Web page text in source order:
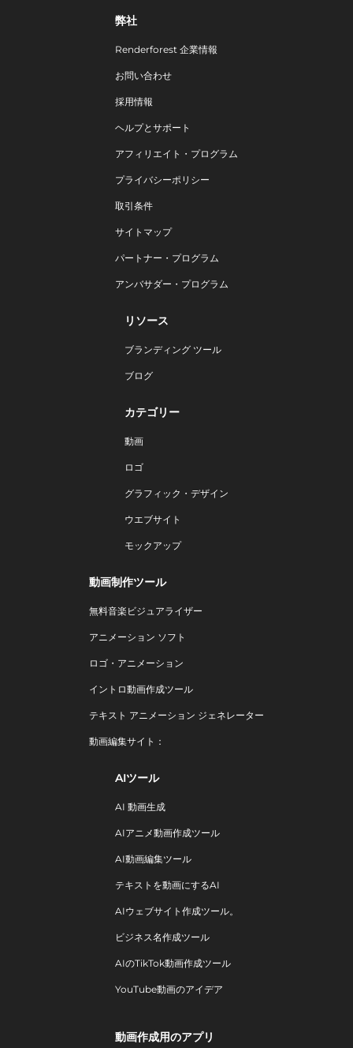
弊社
Renderforest 企業情報
お問い合わせ
採用情報
ヘルプとサポート
アフィリエイト・プログラム
プライバシーポリシー
取引条件
サイトマップ
パートナー・プログラム
アンバサダー・プログラム
リソース
ブランディング ツール
ブログ
カテゴリー
動画
ロゴ
グラフィック・デザイン
ウエブサイト
モックアップ
動画制作ツール
無料音楽ビジュアライザー
アニメーション ソフト
ロゴ・アニメーション
イントロ動画作成ツール
テキスト アニメーション ジェネレーター
動画編集サイト：
AIツール
AI 動画生成
AIアニメ動画作成ツール
AI動画編集ツール
テキストを動画にするAI
AIウェブサイト作成ツール。
ビジネス名作成ツール
AIのTikTok動画作成ツール
YouTube動画のアイデア
動画作成用のアプリ